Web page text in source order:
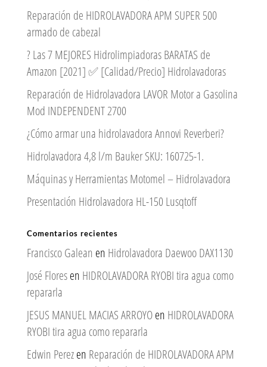
Reparación de HIDROLAVADORA APM SUPER 500
armado de cabezal
? Las 7 MEJORES Hidrolimpiadoras BARATAS de
Amazon [2021] ✅ [Calidad/Precio] Hidrolavadoras
Reparación de Hidrolavadora LAVOR Motor a Gasolina
Mod INDEPENDENT 2700
¿Cómo armar una hidrolavadora Annovi Reverberi?
Hidrolavadora 4,8 l/m Bauker SKU: 160725-1.
Máquinas y Herramientas Motomel – Hidrolavadora
Presentación Hidrolavadora HL-150 Lusqtoff
Comentarios recientes
Francisco Galean en Hidrolavadora Daewoo DAX1130
José Floresen HIDROLAVADORA RYOBI tira agua como
repararla
JESUS MANUEL MACIAS ARROYOen HIDROLAVADORA
RYOBI tira agua como repararla
Edwin Perezen Reparación de HIDROLAVADORA APM